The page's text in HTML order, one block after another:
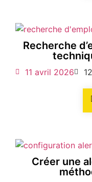
Recherche
11 avril 2026
Créer une